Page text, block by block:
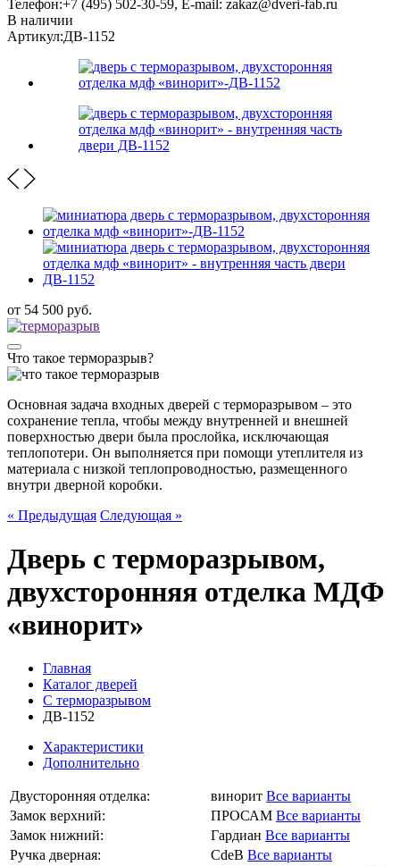
Телефон:+7 (495) 502-30-59, E-mail: zakaz@dveri-fab.ru
В наличии
Артикул:ДВ-1152
от 54 500 руб.
Что такое терморазрыв?
Основная задача входных дверей с терморазрывом – это
сохранение тепла, чтобы между внутренней и внешней
поверхностью двери была прослойка, исключающая
теплопотери. Он выполняется при помощи утеплителя из
материала с низкой теплопроводностью, размещенного
внутри дверной коробки.
« Предыдущая Следующая »
Дверь с терморазрывом,
двухсторонняя отделка МДФ
«винорит»
Главная
Каталог дверей
С терморазрывом
ДВ-1152
Характеристики
Дополнительно
Двусторонняя отделка: винорит Все варианты
Замок верхний:
ПРОСАМ Все варианты
Замок нижний:
Гардиан Все варианты
Ручка дверная:
CdeB Все варианты